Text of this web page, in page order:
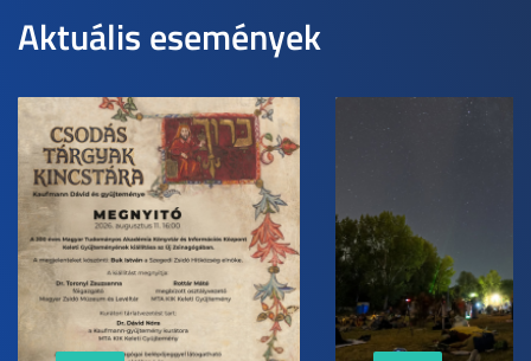
Aktuális események